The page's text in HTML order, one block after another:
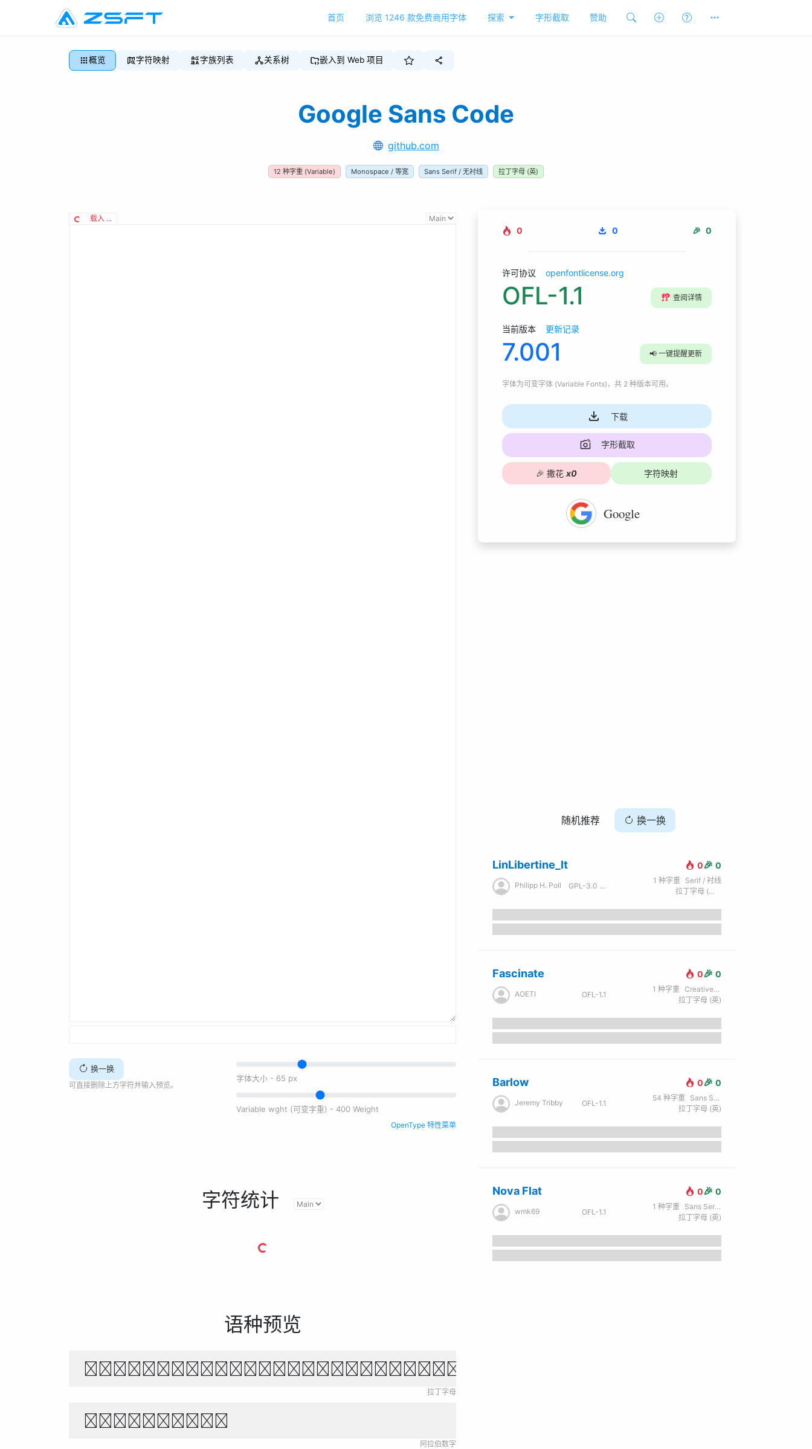
首页 浏览 1246 款免费商用字体 探索 字形截取 赞助
概览 字符映射 字族列表 关系树 嵌入到 Web 项目
Google Sans Code
github.com
12 种字重 (Variable) Monospace / 等宽 Sans Serif / 无衬线 拉丁字母 (英)
载入 ...
换一换
可直接删除上方字符并输入预览。
字体大小 - 65 px
Variable wght (可变字重) - 400 Weight
OpenType 特性菜单
字符统计
语种预览
The quick brown fox jumps over the lazy dog.
拉丁字母
1234567890
阿拉伯数字
0 0 🎉 0
许可协议 openfontlicense.org
OFL-1.1 ⁉️ 查阅详情
当前版本 更新记录
7.001 📢 一键提醒更新
字体为可变字体 (Variable Fonts) ，共 2 种版本可用。
下载
字形截取
🎉 撒花 x0 字符映射
Google
随机推荐 换一换
LinLibertine_It 0🎉 0
Philipp H. Poll GPL-3.0 × OFL-1.1
1 种字重
Serif / 衬线
拉丁字母 (英) / 西里尔字母 (俄) / 希腊文
Fascinate 0🎉 0
AOETI OFL-1.1
1 种字重
Creative / 创意
拉丁字母 (英)
Barlow 0🎉 0
Jeremy Tribby OFL-1.1
54 种字重
Sans Serif / 无衬线
拉丁字母 (英)
Nova Flat 0🎉 0
wmk69 OFL-1.1
1 种字重
Sans Serif / 无衬线
拉丁字母 (英)